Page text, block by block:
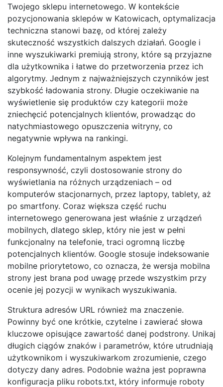
Twojego sklepu internetowego. W kontekście
pozycjonowania sklepów w Katowicach, optymalizacja
techniczna stanowi bazę, od której zależy
skuteczność wszystkich dalszych działań. Google i
inne wyszukiwarki premiują strony, które są przyjazne
dla użytkownika i łatwe do przetworzenia przez ich
algorytmy. Jednym z najważniejszych czynników jest
szybkość ładowania strony. Długie oczekiwanie na
wyświetlenie się produktów czy kategorii może
zniechęcić potencjalnych klientów, prowadząc do
natychmiastowego opuszczenia witryny, co
negatywnie wpływa na rankingi.
Kolejnym fundamentalnym aspektem jest
responsywność, czyli dostosowanie strony do
wyświetlania na różnych urządzeniach – od
komputerów stacjonarnych, przez laptopy, tablety, aż
po smartfony. Coraz większa część ruchu
internetowego generowana jest właśnie z urządzeń
mobilnych, dlatego sklep, który nie jest w pełni
funkcjonalny na telefonie, traci ogromną liczbę
potencjalnych klientów. Google stosuje indeksowanie
mobilne priorytetowo, co oznacza, że wersja mobilna
strony jest brana pod uwagę przede wszystkim przy
ocenie jej pozycji w wynikach wyszukiwania.
Struktura adresów URL również ma znaczenie.
Powinny być one krótkie, czytelne i zawierać słowa
kluczowe opisujące zawartość danej podstrony. Unikaj
długich ciągów znaków i parametrów, które utrudniają
użytkownikom i wyszukiwarkom zrozumienie, czego
dotyczy dany adres. Podobnie ważna jest poprawna
konfiguracja pliku robots.txt, który informuje roboty